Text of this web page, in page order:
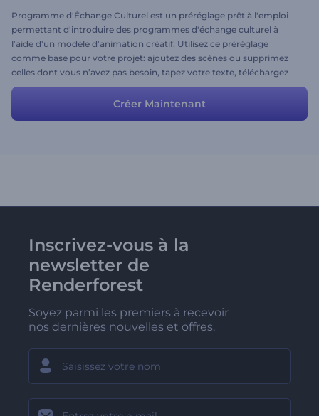
Programme d'Échange Culturel est un préréglage prêt à l'emploi
permettant d'introduire des programmes d'échange culturel à
l'aide d'un modèle d'animation créatif. Utilisez ce préréglage
comme base pour votre projet: ajoutez des scènes ou supprimez
celles dont vous n’avez pas besoin, tapez votre texte, téléchargez
votre propre musique ou même une voix off. Amusez-vous! :)
Téléchargez simplement vos images, ajoutez de la musique,
modifiez le texte et partez avec vos projets magnfiques créés par
Créer Maintenant
Inscrivez-vous à la
newsletter de
Renderforest
Soyez parmi les premiers à recevoir
nos dernières nouvelles et offres.